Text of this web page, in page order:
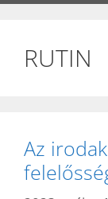
RUTIN
Az